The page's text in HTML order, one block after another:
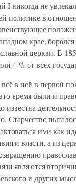
I никогда не
политике в
крае,
церкви. В
4 % от всех
в ней в первой
время были и
Старчество
ими как
и власти, а из
являются
и других